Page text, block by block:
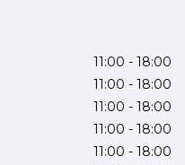
11:00 - 18:00
11:00 - 18:00
11:00 - 18:00
11:00 - 18:00
11:00 - 18:00